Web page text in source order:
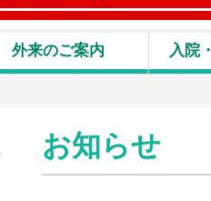
外来のご案内 入院
お知らせ